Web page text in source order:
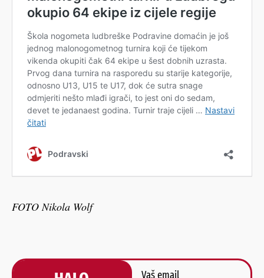
FOTO Nikola Wolf
Vaš email